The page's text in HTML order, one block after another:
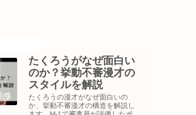
たくろうがなぜ面白い
のか？挙動不審漫才の
スタイルを解説
たくろうの漫才がなぜ面白いの
か、挙動不審漫才の構造を解説し